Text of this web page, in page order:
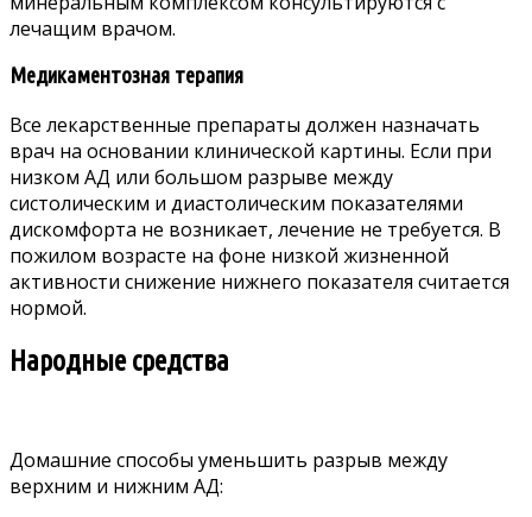
лечащим врачом.
Медикаментозная терапия
Все лекарственные препараты должен назначать
врач на основании клинической картины. Если при
низком АД или большом разрыве между
систолическим и диастолическим показателями
дискомфорта не возникает, лечение не требуется. В
пожилом возрасте на фоне низкой жизненной
активности снижение нижнего показателя считается
нормой.
Народные средства
Домашние способы уменьшить разрыв между
верхним и нижним АД: